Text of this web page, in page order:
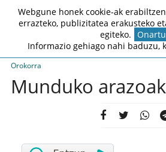
Orokorra
Munduko arazoak
Webgune honek cookie-ak
errazteko, publizitatea erakusteko
egiteko. Onartu
Informazio gehiago nahi baduzu,